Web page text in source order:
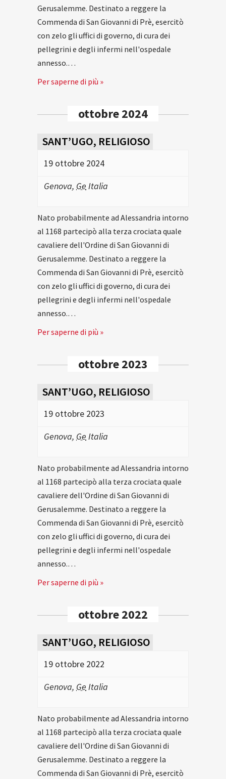
Gerusalemme. Destinato a reggere la
Commenda di San Giovanni di Prè, esercitò
con zelo gli uffici di governo, di cura dei
pellegrini e degli infermi nell'ospedale
annesso.…
Per saperne di più »
ottobre 2024
SANT’UGO, RELIGIOSO
19 ottobre 2024
Genova, Ge Italia
Nato probabilmente ad Alessandria intorno
al 1168 partecipò alla terza crociata quale
cavaliere dell'Ordine di San Giovanni di
Gerusalemme. Destinato a reggere la
Commenda di San Giovanni di Prè, esercitò
con zelo gli uffici di governo, di cura dei
pellegrini e degli infermi nell'ospedale
annesso.…
Per saperne di più »
ottobre 2023
SANT’UGO, RELIGIOSO
19 ottobre 2023
Genova, Ge Italia
Nato probabilmente ad Alessandria intorno
al 1168 partecipò alla terza crociata quale
cavaliere dell'Ordine di San Giovanni di
Gerusalemme. Destinato a reggere la
Commenda di San Giovanni di Prè, esercitò
con zelo gli uffici di governo, di cura dei
pellegrini e degli infermi nell'ospedale
annesso.…
Per saperne di più »
ottobre 2022
SANT’UGO, RELIGIOSO
19 ottobre 2022
Genova, Ge Italia
Nato probabilmente ad Alessandria intorno
al 1168 partecipò alla terza crociata quale
cavaliere dell'Ordine di San Giovanni di
Gerusalemme. Destinato a reggere la
Commenda di San Giovanni di Prè, esercitò